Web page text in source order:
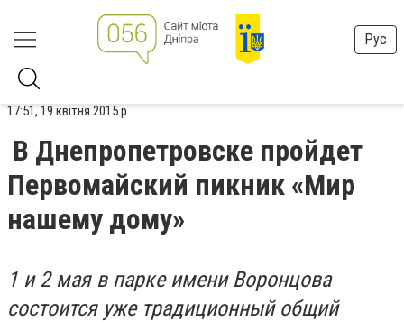
Рус
17:51, 19 квітня 2015 р.
В Днепропетровске пройдет
Первомайский пикник «Мир
нашему дому»
1 и 2 мая в парке имени Воронцова
состоится уже традиционный общий